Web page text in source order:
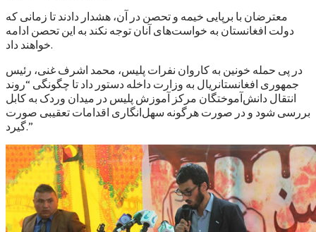
معترضان با برپایی خیمه و تحصن در آن، هشدار دادند تا زمانی که
دولت افغانستان به خواست‌های آنان توجه نکند به این تحصن ادامه
خواهند داد.
در پی حمله خونین به کاروان نفرات پلیس، محمد اشرف غنی، رئیس
جمهوری افغانستانريال به وزارت داخله دستور داد تا چگونگی “روند
انتقال دانش‌آموختگان مرکز آموزش پلیس در میدان وردک به کابل
بررسی شود و در صورت هرگونه سهل‌انگاری اقدامات تعقیبی صورت
گیرد.”